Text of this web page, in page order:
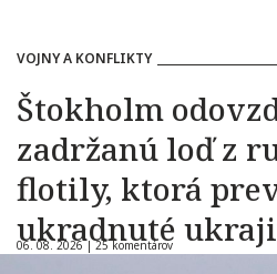
VOJNY A KONFLIKTY
Štokholm
zadržanú loď z
flotily, ktorá
ukradnuté
06. 08. 2026 |25 komentárov